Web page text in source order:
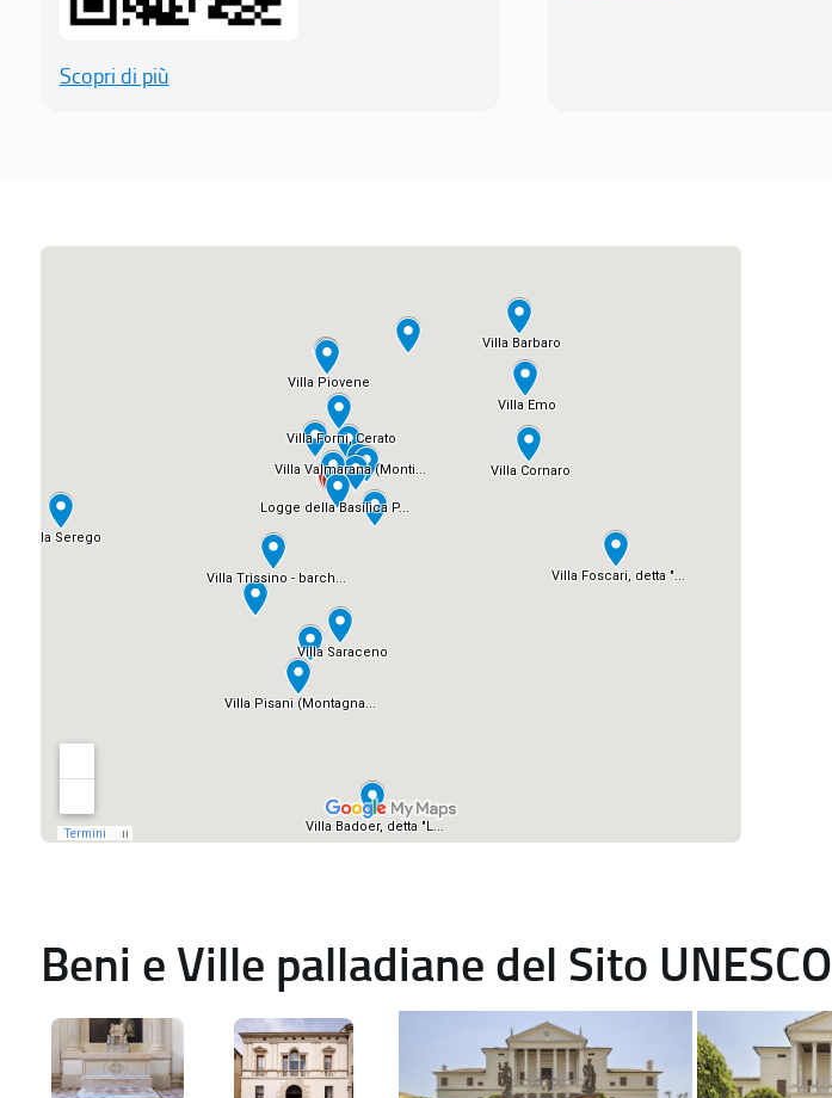
Scopri di più
Beni e Ville palladiane del Sito UNESCO